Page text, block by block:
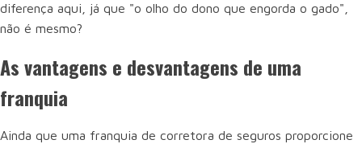
diferença aqui, já que "o olho do dono que engorda o gado",
não é mesmo?
As vantagens e desvantagens de uma
franquia
Ainda que uma franquia de corretora de seguros proporcione